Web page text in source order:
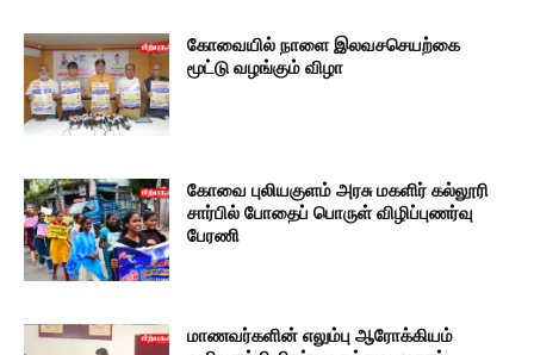
கோவையில் நாளை இலவசசெயற்கை
மூட்டு வழங்கும் விழா
கோவை புலியகுளம் அரசு மகளிர் கல்லூரி
சார்பில் போதைப் பொருள் விழிப்புணர்வு
பேரணி
மாணவர்களின் எலும்பு ஆரோக்கியம்